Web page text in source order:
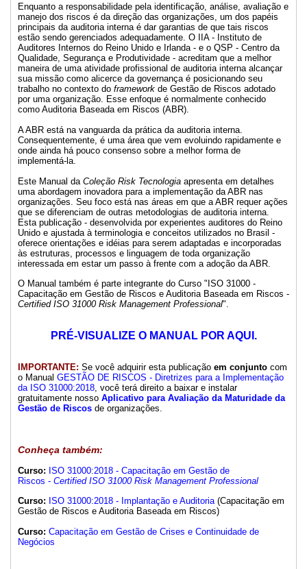
Enquanto a responsabilidade pela identificação, análise, avaliação e
manejo dos riscos é da direção das organizações, um dos papéis
principais da auditoria interna é dar garantias de que tais riscos
estão sendo gerenciados adequadamente. O IIA - Instituto de
Auditores Internos do Reino Unido e Irlanda - e o QSP - Centro da
Qualidade, Segurança e Produtividade - acreditam que a melhor
maneira de uma atividade profissional de auditoria interna alcançar
sua missão como alicerce da governança é posicionando seu
trabalho no contexto do framework de Gestão de Riscos adotado
por uma organização. Esse enfoque é normalmente conhecido
como Auditoria Baseada em Riscos (ABR).
A ABR está na vanguarda da prática da auditoria interna.
Consequentemente, é uma área que vem evoluindo rapidamente e
onde ainda há pouco consenso sobre a melhor forma de
implementá-la.
Este Manual da Coleção Risk Tecnologia apresenta em detalhes
uma abordagem inovadora para a implementação da ABR nas
organizações. Seu foco está nas áreas em que a ABR requer ações
que se diferenciam de outras metodologias de auditoria interna.
Esta publicação - desenvolvida por experientes auditores do Reino
Unido e ajustada à terminologia e conceitos utilizados no Brasil -
oferece orientações e idéias para serem adaptadas e incorporadas
às estruturas, processos e linguagem de toda organização
interessada em estar um passo à frente com a adoção da ABR.
O Manual também é parte integrante do Curso "ISO 31000 -
Capacitação em Gestão de Riscos e Auditoria Baseada em Riscos -
Certified ISO 31000 Risk Management Professional".
PRÉ-VISUALIZE O MANUAL POR AQUI.
IMPORTANTE: Se você adquirir esta publicação em conjunto com
o Manual GESTÃO DE RISCOS - Diretrizes para a Implementação
da ISO 31000:2018, você terá direito a baixar e instalar
gratuitamente nosso Aplicativo para Avaliação da Maturidade da
Gestão de Riscos de organizações.
Conheça também:
Curso: ISO 31000:2018 - Capacitação em Gestão de
Riscos - Certified ISO 31000 Risk Management Professional
Curso: ISO 31000:2018 - Implantação e Auditoria(Capacitação em
Gestão de Riscos e Auditoria Baseada em Riscos)
Curso: Capacitação em Gestão de Crises e Continuidade de
Negócios